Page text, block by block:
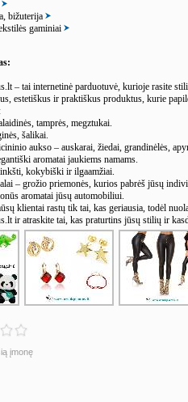
bižuterija
gaminiai
– tai internetinė parduotuvė, kurioje rasite
estetiškus ir praktiškus produktus, kurie
tamprės, megztukai.
šalikai.
aukso – auskarai, žiedai, grandinėlės,
aromatai jaukiems namams.
kokybiški ir ilgaamžiai.
– grožio priemonės, kurios pabrėš jūsų
aromatai jūsų automobiliui.
klientai rastų tik tai, kas geriausia, todėl
ir atraskite tai, kas praturtins jūsų stilių ir
įmonę